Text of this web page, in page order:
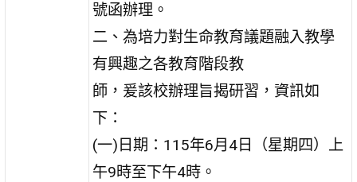
號函辦理。
二、為培力對生命教育議題融入教學
有興趣之各教育階段教
師，爰該校辦理旨揭研習，資訊如
下：
(一)日期：115年6月4日（星期四）上
午9時至下午4時。